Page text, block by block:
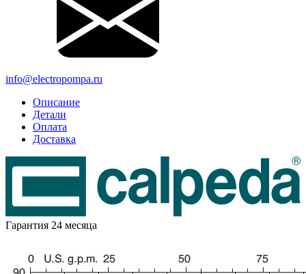
info@electropompa.ru
Описание
Детали
Оплата
Доставка
Гарантия 24 месяца